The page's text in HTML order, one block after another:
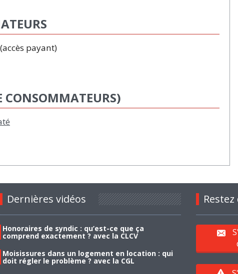
(accès payant)
CONSOMMATEURS)
Dernières vidéos
Honoraires de syndic : qu’est-ce que ça
comprend exactement ? avec la CLCV
Moisissures dans un logement en location : qui
doit régler le problème ? avec la CGL